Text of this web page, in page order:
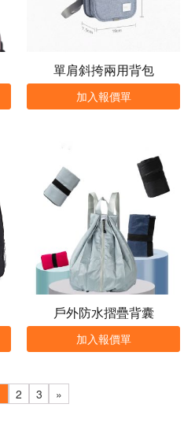
單肩斜挎兩用背包
加入報價單
戶外防水摺疊背囊
加入報價單
2 3 »